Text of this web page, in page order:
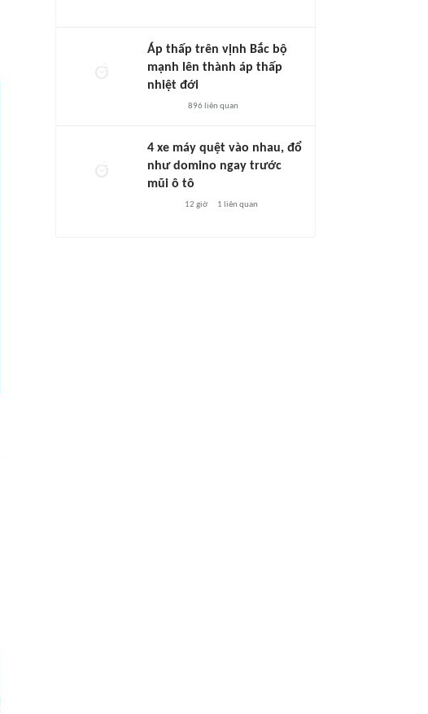
Áp thấp trên vịnh Bắc bộ
mạnh lên thành áp thấp
nhiệt đới
896 liên quan
4 xe máy quệt vào nhau, đổ
như domino ngay trước
mũi ô tô
12 giờ 1 liên quan